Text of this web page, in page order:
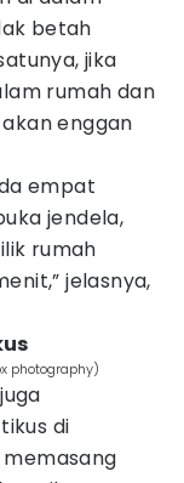
betah
jika
rumah dan
enggan
empat
jendela,
rumah
jelasnya,
photography)
di